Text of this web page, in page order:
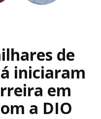
de
iniciaram
em
a DIO